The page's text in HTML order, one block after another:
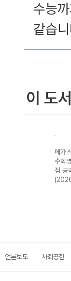
수능
같습
이 도
메가
수학
점 공
언론보도 사회공헌